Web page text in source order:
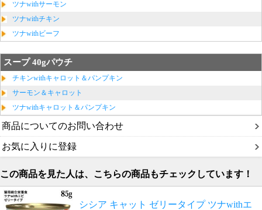
ツナwithサーモン
ツナwithチキン
ツナwithビーフ
スープ 40gパウチ
チキンwithキャロット＆パンプキン
サーモン＆キャロット
ツナwithキャロット＆パンプキン
商品についてのお問い合わせ
お気に入りに登録
この商品を見た人は、こちらの商品もチェックしています！
シシア キャット ゼリータイプ ツナwithエ